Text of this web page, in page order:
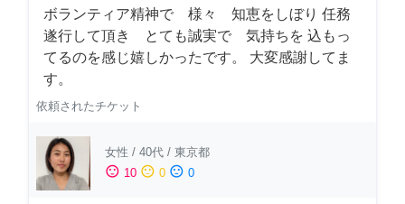
ボランティア精神で 様々 知恵をしぼり 任務
遂行して頂き とても誠実で 気持ちを 込もっ
てるのを感じ嬉しかったです。 大変感謝してま
す。
依頼されたチケット
女性 / 40代 / 東京都
sentiment_satisfied 10 sentiment_neutral 0 sentiment_dissatisfied 0